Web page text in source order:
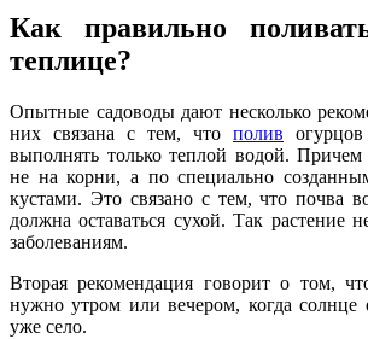
Как правильно
теплице?
Опытные садоводы дают несколько
них связана с тем, что полив
выполнять только теплой водой.
не на корни, а по специально
кустами. Это связано с тем, что почва
должна оставаться сухой. Так растение
заболеваниям.
Вторая рекомендация говорит о том,
нужно утром или вечером, когда
уже село.